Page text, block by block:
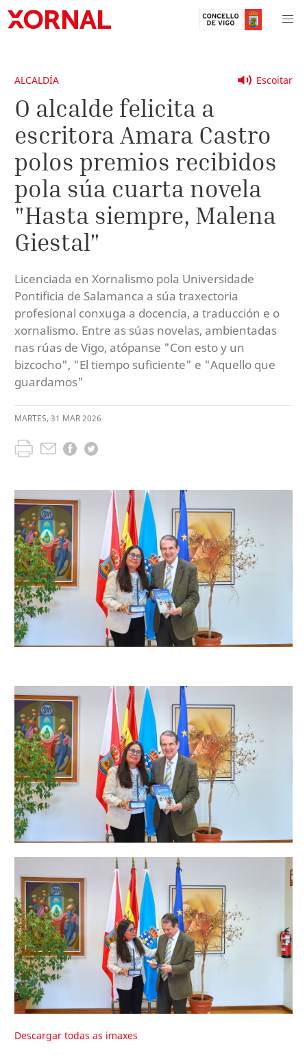
Escoitar
ALCALDÍA
O alcalde felicita a
escritora Amara Castro
polos premios recibidos
pola súa cuarta novela
"Hasta siempre, Malena
Giestal"
Licenciada en Xornalismo pola Universidade
Pontificia de Salamanca a súa traxectoria
profesional conxuga a docencia, a traducción e o
xornalismo. Entre as súas novelas, ambientadas
nas rúas de Vigo, atópanse "Con esto y un
bizcocho", "El tiempo suficiente" e "Aquello que
guardamos"
MARTES, 31 MAR2026
Descargar todas as imaxes